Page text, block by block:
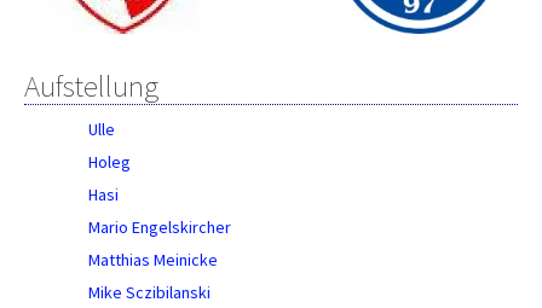
Aufstellung
Ulle
Holeg
Hasi
Mario Engelskircher
Matthias Meinicke
Mike Sczibilanski